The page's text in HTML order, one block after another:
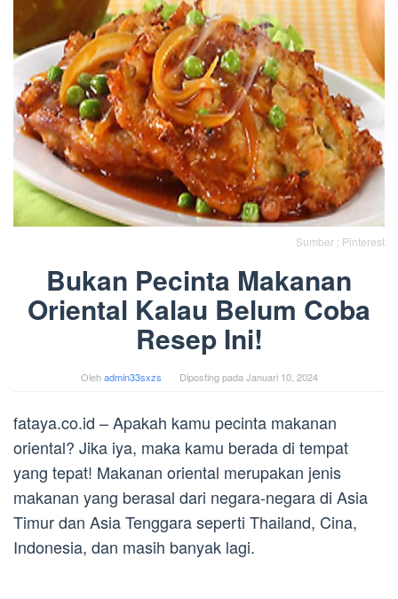
Sumber ; Pinterest
Bukan Pecinta Makanan
Oriental Kalau Belum Coba
Resep Ini!
Olehadmin33sxzs Diposting padaJanuari 10, 2024
fataya.co.id – Apakah kamu pecinta makanan
oriental? Jika iya, maka kamu berada di tempat
yang tepat! Makanan oriental merupakan jenis
makanan yang berasal dari negara-negara di Asia
Timur dan Asia Tenggara seperti Thailand, Cina,
Indonesia, dan masih banyak lagi.